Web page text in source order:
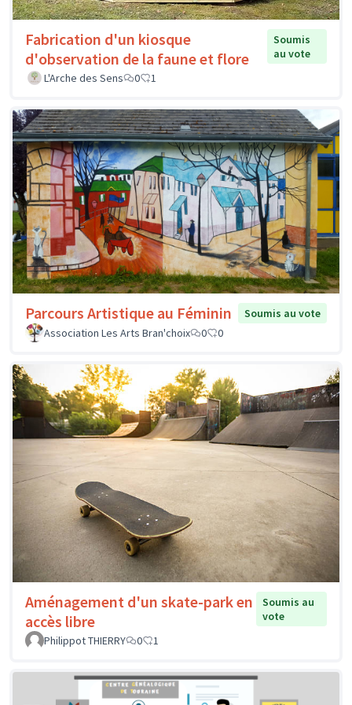
Fabrication d'un kiosque
d'observation de la faune et flore
Soumis
au vote
L'Arche des Sens
0 1
Parcours Artistique au Féminin
Soumis au vote
Association Les Arts Bran'choix
0 0
Aménagement d'un skate-park en
accès libre
Soumis au
vote
Philippot THIERRY
0 1